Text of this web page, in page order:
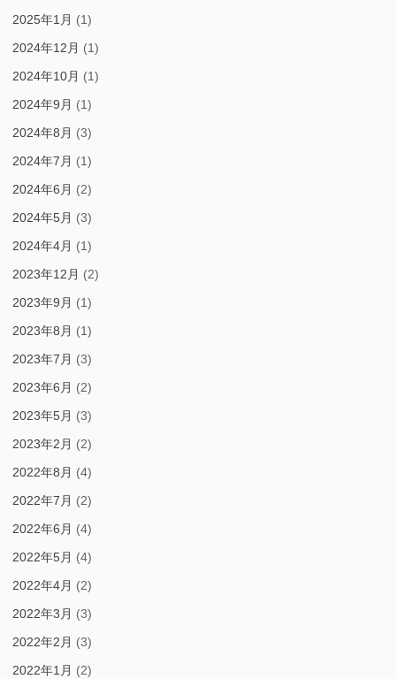
2025年1月 (1)
2024年12月 (1)
2024年10月 (1)
2024年9月 (1)
2024年8月 (3)
2024年7月 (1)
2024年6月 (2)
2024年5月 (3)
2024年4月 (1)
2023年12月 (2)
2023年9月 (1)
2023年8月 (1)
2023年7月 (3)
2023年6月 (2)
2023年5月 (3)
2023年2月 (2)
2022年8月 (4)
2022年7月 (2)
2022年6月 (4)
2022年5月 (4)
2022年4月 (2)
2022年3月 (3)
2022年2月 (3)
2022年1月 (2)